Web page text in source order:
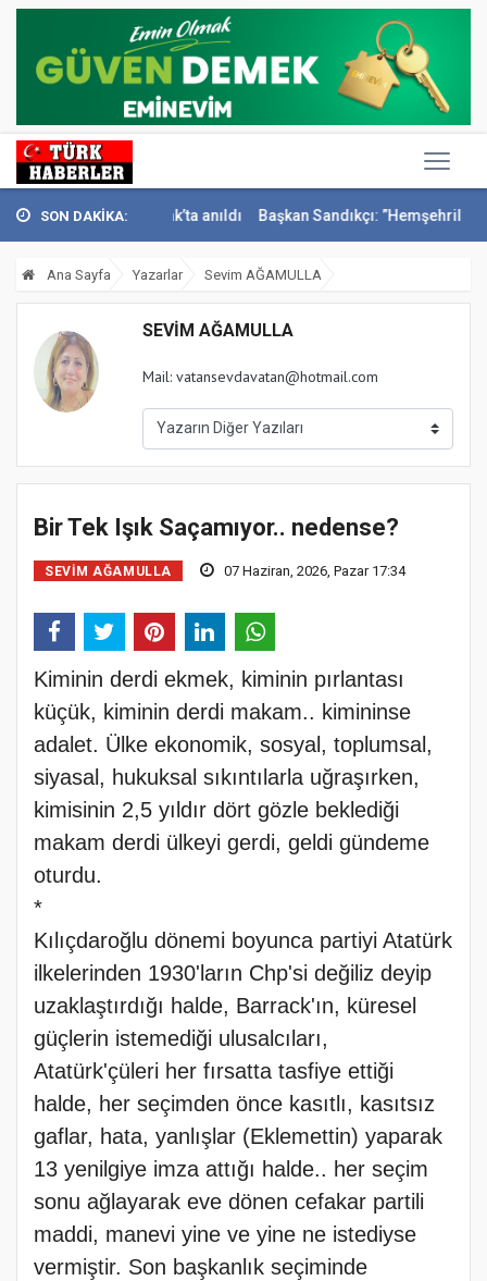
SON DAKİKA:
İsmail Sivri Konak’ta anıldı Başkan Sandıkçı:
Ana Sayfa Yazarlar Sevim AĞAMULLA
SEVIM AĞAMULLA
Mail: vatansevdavatan@hotmail.com
Bir Tek Işık Saçamıyor.. nedense?
SEVIM AĞAMULLA 07 Haziran, 2026, Pazar 17:34
Kiminin derdi ekmek, kiminin pırlantası
küçük, kiminin derdi makam.. kimininse
adalet. Ülke ekonomik, sosyal, toplumsal,
siyasal, hukuksal sıkıntılarla uğraşırken,
kimisinin 2,5 yıldır dört gözle beklediği
makam derdi ülkeyi gerdi, geldi gündeme
oturdu.
*
Kılıçdaroğlu dönemi boyunca partiyi Atatürk
ilkelerinden 1930'ların Chp'si değiliz deyip
uzaklaştırdığı halde, Barrack'ın, küresel
güçlerin istemediği ulusalcıları,
Atatürk'çüleri her fırsatta tasfiye ettiği
halde, her seçimden önce kasıtlı, kasıtsız
gaflar, hata, yanlışlar (Eklemettin) yaparak
13 yenilgiye imza attığı halde.. her seçim
sonu ağlayarak eve dönen cefakar partili
maddi, manevi yine ve yine ne istediyse
vermiştir. Son başkanlık seçiminde